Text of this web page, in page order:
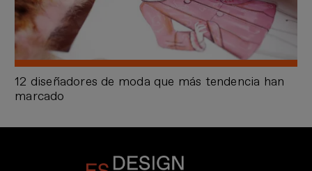
12 diseñadores de moda que más tendencia han
marcado